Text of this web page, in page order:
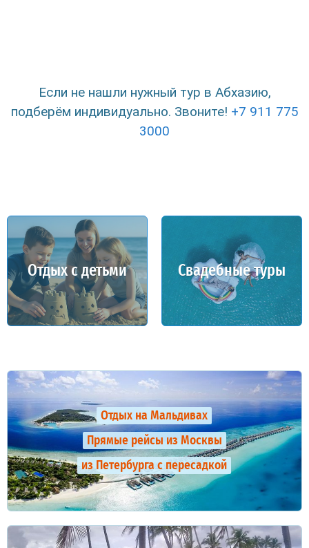
Если не нашли нужный тур в Абхазию,
подберём индивидуально. Звоните! +7 911 775
3000
Отдых с детьми Свадебные туры
Отдых на Мальдивах
Прямые рейсы из Москвы
из Петербурга с пересадкой